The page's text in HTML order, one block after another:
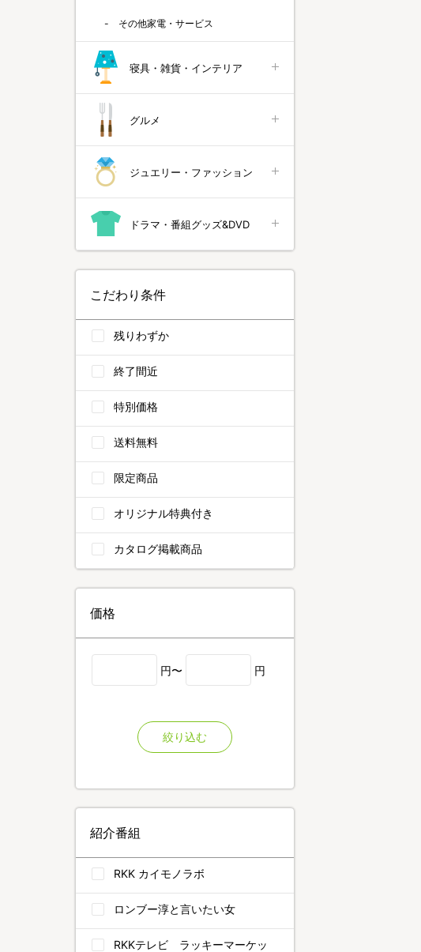
その他家電・サービス
寝具・雑貨・インテリア
グルメ
ジュエリー・ファッション
ドラマ・番組グッズ&DVD
こだわり条件
残りわずか
終了間近
特別価格
送料無料
限定商品
オリジナル特典付き
カタログ掲載商品
価格
円〜 円
絞り込む
紹介番組
RKK カイモノラボ
ロンブー淳と言いたい女
RKKテレビ ラッキーマーケッ